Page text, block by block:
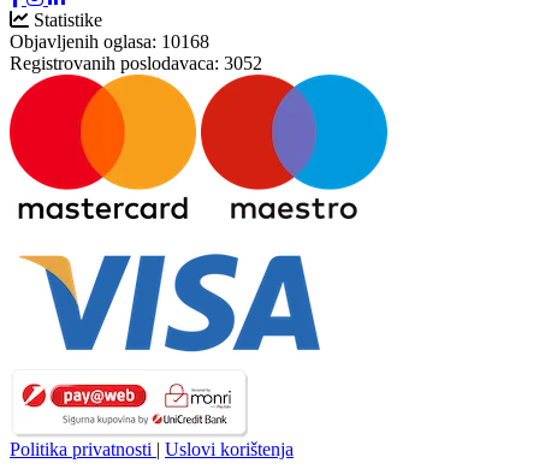
Statistike
Objavljenih oglasa: 10168
Registrovanih poslodavaca: 3052
Politika privatnosti | Uslovi korištenja